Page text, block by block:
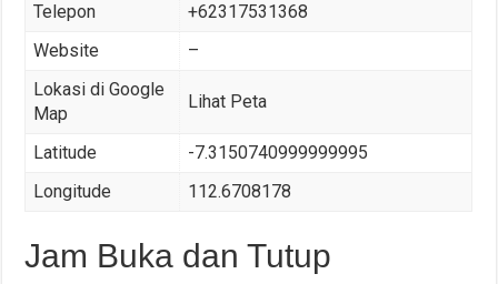
Telepon
+62317531368
Website
–
Lokasi di Google
Map
Lihat Peta
Latitude
-7.3150740999999995
Longitude
112.6708178
Jam Buka dan Tutup